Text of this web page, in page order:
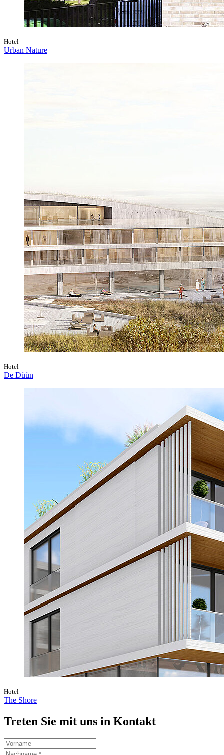
Hotel
Urban Nature
Hotel
De Düün
Hotel
The Shore
Treten Sie mit uns in Kontakt